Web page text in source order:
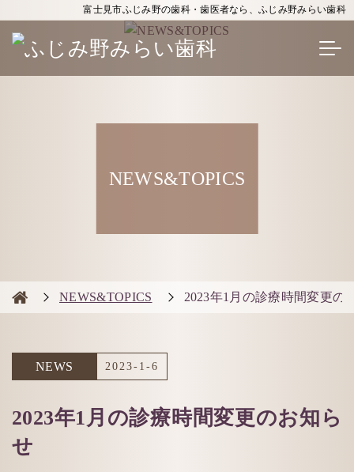
富士見市ふじみ野の歯科・歯医者なら、ふじみ野みらい歯科
NEWS&TOPICS
NEWS&TOPICS 2023年1月の診療時間変更の
NEWS 2023-1-6
2023年1月の診療時間変更のお知ら
せ